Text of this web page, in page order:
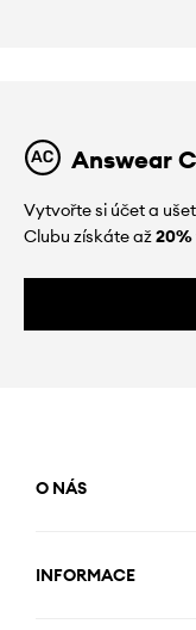
Answear
Vytvořte si účet a
Clubu získáte až20%
O NÁS
INFORMACE